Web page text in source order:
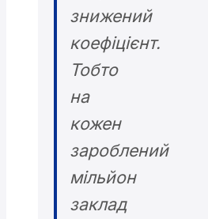
знижений
коефіцієнт.
Тобто
на
кожен
зароблений
мільйон
заклад